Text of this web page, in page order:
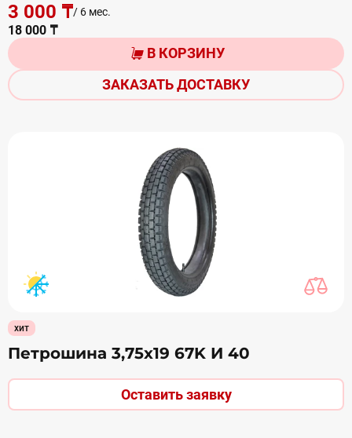
3 000 ₸/ 6 мес.
18 000 ₸
В КОРЗИНУ
ЗАКАЗАТЬ ДОСТАВКУ
хит
Петрошина 3,75х19 67K И 40
Оставить заявку